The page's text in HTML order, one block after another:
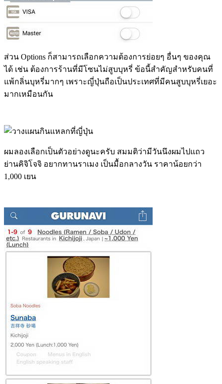
ส่วน Options ก็สามารถเลือกความต้องการย่อยๆ อื่นๆ ของคุณ
ได้ เช่น ต้องการร้านที่มีโซนไม่สูบบุหรี่ ข้อนี้สำคัญสำหรับคนที่
แพ้กลิ่นบุหรี่มากๆ เพราะญี่ปุ่นถือเป็นประเทศที่มีคนสูบบุหรี่เยอะ
มากเหมือนกัน
ผมลองเลือกเป็นตัวอย่างดูนะครับ สมมติว่ามีวันนึงผมไปแถว
ย่านคิจิโจจิ อยากทานราเมง เป็นมื้อกลางวัน ราคาน้อยกว่า
1,000 เยน